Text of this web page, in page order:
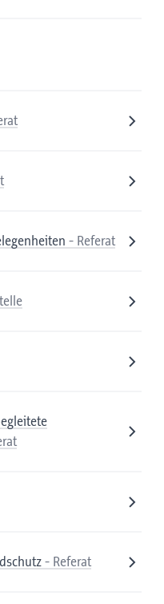
- Referat
- Referat